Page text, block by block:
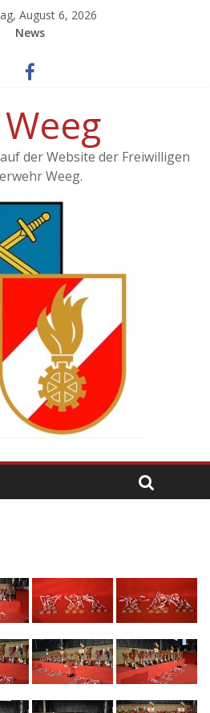
August 6, 2026
News
Weeg
der Website der Freiwilligen
Weeg.